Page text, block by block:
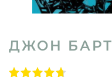
ДЖОН БАРТ